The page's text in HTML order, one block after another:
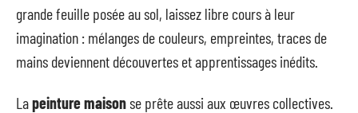
grande feuille posée au sol, laissez libre cours à leur
imagination : mélanges de couleurs, empreintes, traces de
mains deviennent découvertes et apprentissages inédits.
Lapeinture maisonse prête aussi aux œuvres collectives.